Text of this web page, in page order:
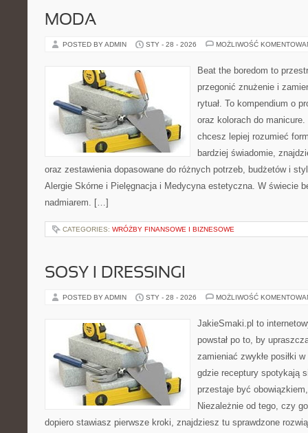
MODA
POSTED BY ADMIN STY - 28 - 2026 MOŻLIWOŚĆ
Beat the boredom to
przegonić znużenie i
rytuał. To kompendium o
oraz kolorach do
chcesz lepiej rozumieć
bardziej świadomie,
oraz zestawienia dopasowane do różnych potrzeb, budżetów i
Alergie Skórne i Pielęgnacja i Medycyna estetyczna. W świecie
nadmiarem. […]
CATEGORIES: WRÓŻBY FINANSOWE I BIZNESOWE
SOSY I DRESSINGI
POSTED BY ADMIN STY - 28 - 2026 MOŻLIWOŚĆ
JakieSmaki.pl to
powstał po to, by
zamieniać zwykłe posiłki
gdzie receptury spotykają
przestaje być
Niezależnie od tego, czy
dopiero stawiasz pierwsze kroki, znajdziesz tu sprawdzone